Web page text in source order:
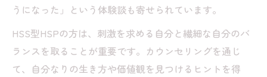
うになった」という体験談も寄せられています。
HSS型HSPの方は、刺激を求める自分と繊細な自分のバ
ランスを取ることが重要です。カウンセリングを通じ
て、自分なりの生き方や価値観を見つけるヒントを得